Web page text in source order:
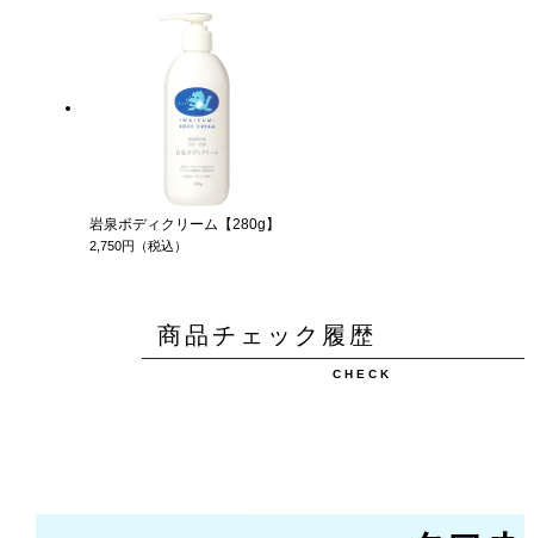
岩泉ボディクリーム【280g】
2,750円（税込）
商品チェック履歴
CHECK